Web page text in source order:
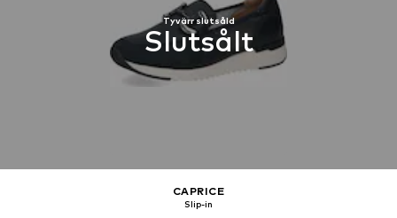
Tyvärr slutsåld
Slutsålt
CAPRICE
Slip-in